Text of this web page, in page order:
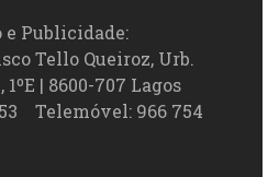
e Publicidade:
Tello Queiroz, Urb.
| 8600-707 Lagos
Telemóvel: 966 754